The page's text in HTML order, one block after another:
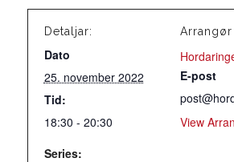
Detaljar:
Dato
25. november 2022
Tid:
18:30 - 20:30
Series:
Arrangør
E-post
View